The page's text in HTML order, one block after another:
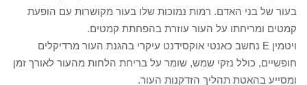
בעור של בני האדם. רמות נמוכות שלו בעור מקושרות עם הופעת
קמטים ומריחתו על העור עוזרת בהפחתת קמטים.
ויטמין E נחשב כאנטי אוקסידנט עיקרי בהגנת העור מרדיקלים
חופשיים, כולל נזקי שמש, שומר על בריחת הלחות מהעור לאורך זמן
ומסייע בהאטת תהליך הזדקנות העור.